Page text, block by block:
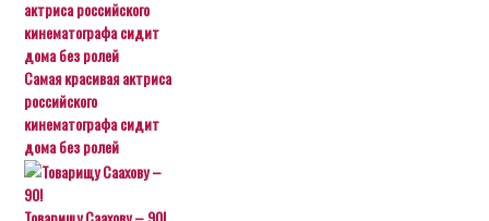
Самая красивая актриса
российского
кинематографа сидит
дома без ролей